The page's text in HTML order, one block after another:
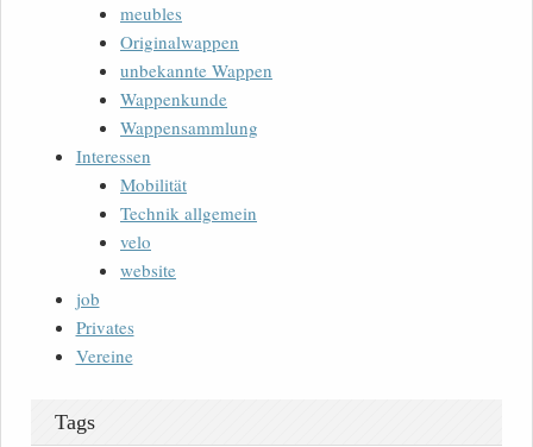
meubles
Originalwappen
unbekannte Wappen
Wappenkunde
Wappensammlung
Interessen
Mobilität
Technik allgemein
velo
website
job
Privates
Vereine
Tags